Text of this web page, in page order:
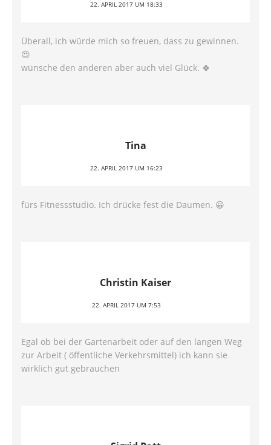
22. APRIL 2017 UM 18:33
Überall, ich würde mich so freuen, dass zu gewinnen.
😍
wünsche den anderen aber auch viel Glück. 🍀
Tina
22. APRIL 2017 UM 16:23
fürs Fitnessstudio. Ich drücke fest die Daumen. 😀
Christin Kaiser
22. APRIL 2017 UM 7:53
Egal ob bei der Gartenarbeit oder auf den langen Weg
zur Arbeit ( öffentliche Verkehrsmittel) ich kann sie
wirklich gut gebrauchen